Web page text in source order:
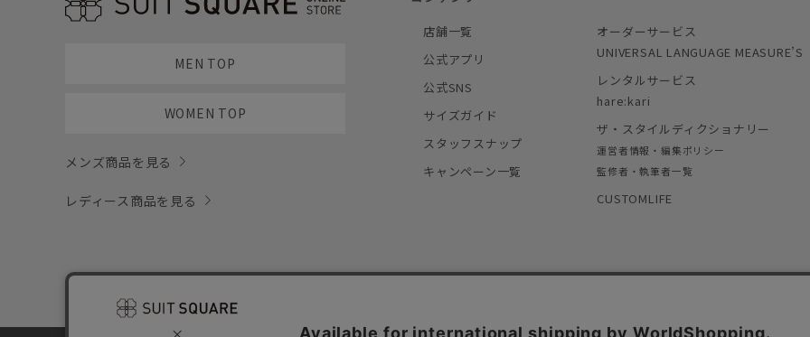
MEN TOP
WOMEN TOP
メンズ商品を見る
レディース商品を見る
店舗一覧
公式アプリ
公式SNS
サイズガイド
スタッフスナップ
キャンペーン一覧
オーダーサービス
UNIVERSAL LANGUAGE MEASURE’S
レンタルサービス
hare:kari
ザ・スタイルディクショナリー
運営者情報・編集ポリシー
監修者・執筆者一覧
CUSTOMLIFE